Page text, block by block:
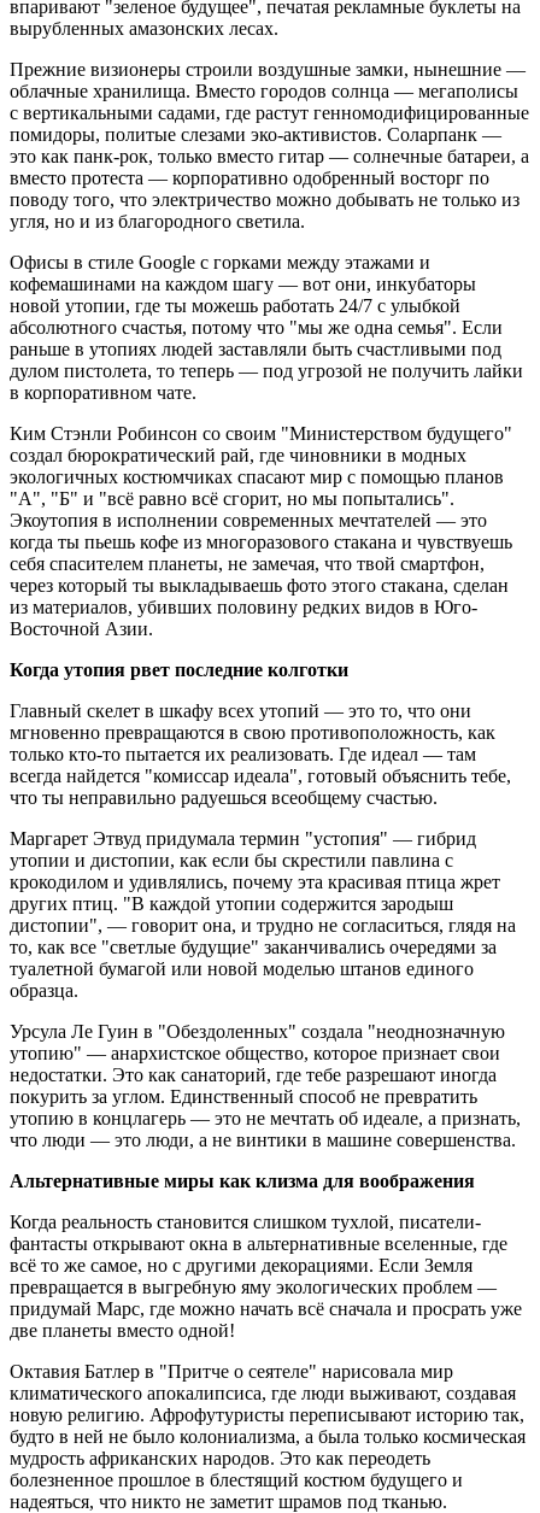
впаривают "зеленое будущее", печатая рекламные буклеты на
вырубленных амазонских лесах.
Прежние визионеры строили воздушные замки, нынешние —
облачные хранилища. Вместо городов солнца — мегаполисы
с вертикальными садами, где растут генномодифицированные
помидоры, политые слезами эко-активистов. Соларпанк —
это как панк-рок, только вместо гитар — солнечные батареи, а
вместо протеста — корпоративно одобренный восторг по
поводу того, что электричество можно добывать не только из
угля, но и из благородного светила.
Офисы в стиле Google с горками между этажами и
кофемашинами на каждом шагу — вот они, инкубаторы
новой утопии, где ты можешь работать 24/7 с улыбкой
абсолютного счастья, потому что "мы же одна семья". Если
раньше в утопиях людей заставляли быть счастливыми под
дулом пистолета, то теперь — под угрозой не получить лайки
в корпоративном чате.
Ким Стэнли Робинсон со своим "Министерством будущего"
создал бюрократический рай, где чиновники в модных
экологичных костюмчиках спасают мир с помощью планов
"А", "Б" и "всё равно всё сгорит, но мы попытались".
Экоутопия в исполнении современных мечтателей — это
когда ты пьешь кофе из многоразового стакана и чувствуешь
себя спасителем планеты, не замечая, что твой смартфон,
через который ты выкладываешь фото этого стакана, сделан
из материалов, убивших половину редких видов в Юго-
Восточной Азии.
Когда утопия рвет последние колготки
Главный скелет в шкафу всех утопий — это то, что они
мгновенно превращаются в свою противоположность, как
только кто-то пытается их реализовать. Где идеал — там
всегда найдется "комиссар идеала", готовый объяснить тебе,
что ты неправильно радуешься всеобщему счастью.
Маргарет Этвуд придумала термин "устопия" — гибрид
утопии и дистопии, как если бы скрестили павлина с
крокодилом и удивлялись, почему эта красивая птица жрет
других птиц. "В каждой утопии содержится зародыш
дистопии", — говорит она, и трудно не согласиться, глядя на
то, как все "светлые будущие" заканчивались очередями за
туалетной бумагой или новой моделью штанов единого
образца.
Урсула Ле Гуин в "Обездоленных" создала "неоднозначную
утопию" — анархистское общество, которое признает свои
недостатки. Это как санаторий, где тебе разрешают иногда
покурить за углом. Единственный способ не превратить
утопию в концлагерь — это не мечтать об идеале, а признать,
что люди — это люди, а не винтики в машине совершенства.
Альтернативные миры как клизма для воображения
Когда реальность становится слишком тухлой, писатели-
фантасты открывают окна в альтернативные вселенные, где
всё то же самое, но с другими декорациями. Если Земля
превращается в выгребную яму экологических проблем —
придумай Марс, где можно начать всё сначала и просрать уже
две планеты вместо одной!
Октавия Батлер в "Притче о сеятеле" нарисовала мир
климатического апокалипсиса, где люди выживают, создавая
новую религию. Афрофутуристы переписывают историю так,
будто в ней не было колониализма, а была только космическая
мудрость африканских народов. Это как переодеть
болезненное прошлое в блестящий костюм будущего и
надеяться, что никто не заметит шрамов под тканью.